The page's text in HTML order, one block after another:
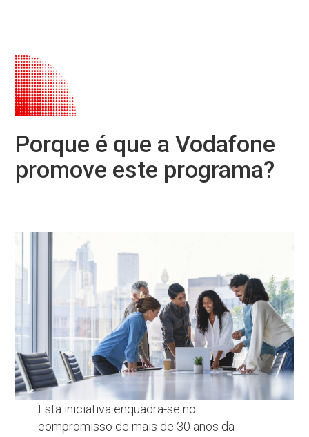
Porque é que a Vodafone
promove este programa?
Esta iniciativa enquadra-se no
compromisso de mais de 30 anos da